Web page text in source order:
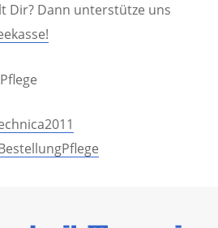
Dir? Dann unterstütze uns